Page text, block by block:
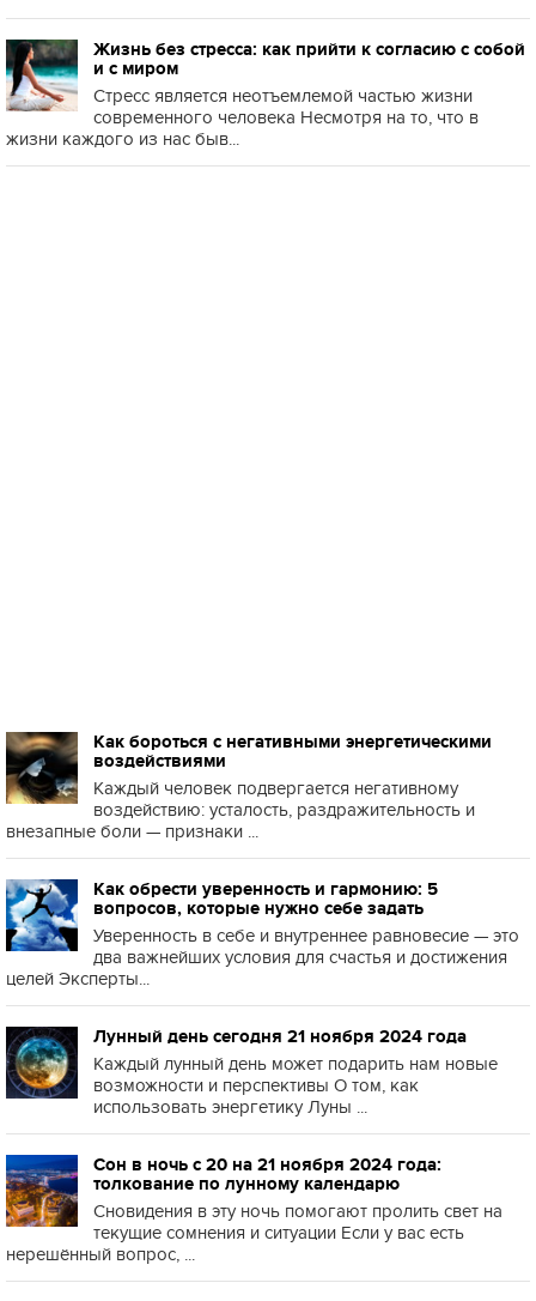
Жизнь без стресса: как прийти к согласию с собой
и с миром
Стресс является неотъемлемой частью жизни
современного человека Несмотря на то, что в
жизни каждого из нас быв...
Как бороться с негативными энергетическими
воздействиями
Каждый человек подвергается негативному
воздействию: усталость, раздражительность и
внезапные боли — признаки ...
Как обрести уверенность и гармонию: 5
вопросов, которые нужно себе задать
Уверенность в себе и внутреннее равновесие — это
два важнейших условия для счастья и достижения
целей Эксперты...
Лунный день сегодня 21 ноября 2024 года
Каждый лунный день может подарить нам новые
возможности и перспективы О том, как
использовать энергетику Луны ...
Сон в ночь с 20 на 21 ноября 2024 года:
толкование по лунному календарю
Сновидения в эту ночь помогают пролить свет на
текущие сомнения и ситуации Если у вас есть
нерешённый вопрос, ...